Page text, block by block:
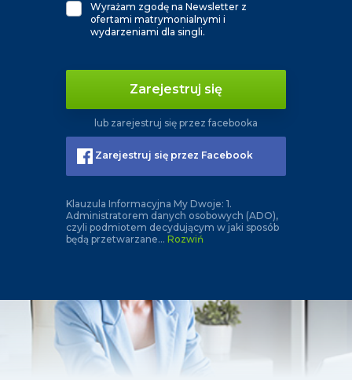
Wyrażam zgodę na Newsletter z
ofertami matrymonialnymi i
wydarzeniami dla singli.
Zarejestruj się
lub zarejestruj się przez facebooka
Zarejestruj się przez Facebook
Klauzula Informacyjna My Dwoje: 1.
Administratorem danych osobowych (ADO),
czyli podmiotem decydującym w jaki sposób
będą przetwarzane... Rozwiń